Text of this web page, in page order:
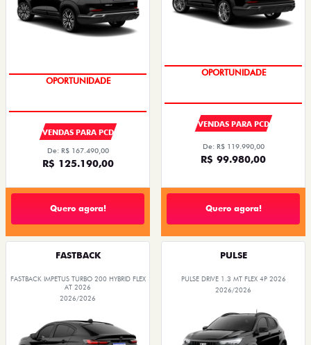
OPORTUNIDADE
VENDAS PARA PCD
De: R$ 167.490,00
R$ 125.190,00
Quero agora!
OPORTUNIDADE
VENDAS PARA PCD
De: R$ 119.990,00
R$ 99.980,00
Quero agora!
FASTBACK
FASTBACK IMPETUS TURBO 200 HYBRID FLEX
AT 2026
2026/2026
PULSE
PULSE DRIVE 1.3 MT FLEX 4P 2026
2026/2026